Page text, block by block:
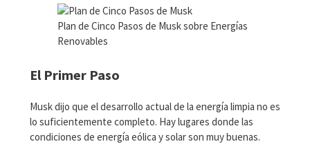
Plan de Cinco Pasos de Musk sobre Energías
Renovables
El Primer Paso
Musk dijo que el desarrollo actual de la energía limpia no es
lo suficientemente completo. Hay lugares donde las
condiciones de energía eólica y solar son muy buenas.